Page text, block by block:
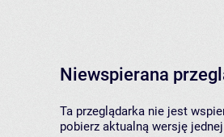
Niewspierana
Ta przeglądarka nie jest
pobierz aktualną wersję